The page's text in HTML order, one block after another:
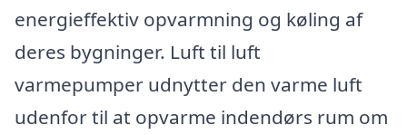
energieffektiv opvarmning og køling af
deres bygninger. Luft til luft
varmepumper udnytter den varme luft
udenfor til at opvarme indendørs rum om